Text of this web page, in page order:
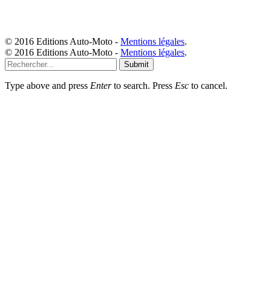
© 2016 Editions Auto-Moto - Mentions légales.
© 2016 Editions Auto-Moto - Mentions légales.
Submit
Type above and press Enterto search. Press Esc to cancel.